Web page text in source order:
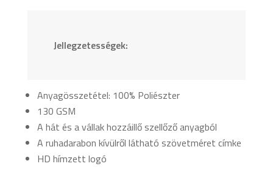
Jellegzetességek:
Anyagösszetétel: 100% Poliészter
130 GSM
A hát és a vállak hozzáillő szellőző anyagból
A ruhadarabon kívülről látható szövetméret címke
HD hímzett logó